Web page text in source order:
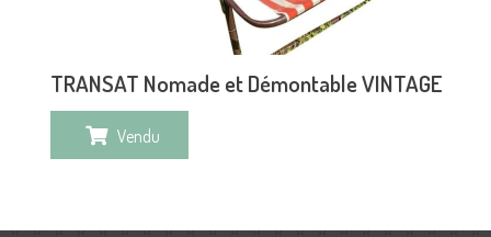
TRANSAT Nomade et Démontable VINTAGE
Vendu